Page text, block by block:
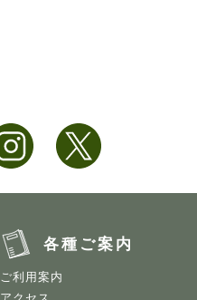
各種ご案内
ご利用案内